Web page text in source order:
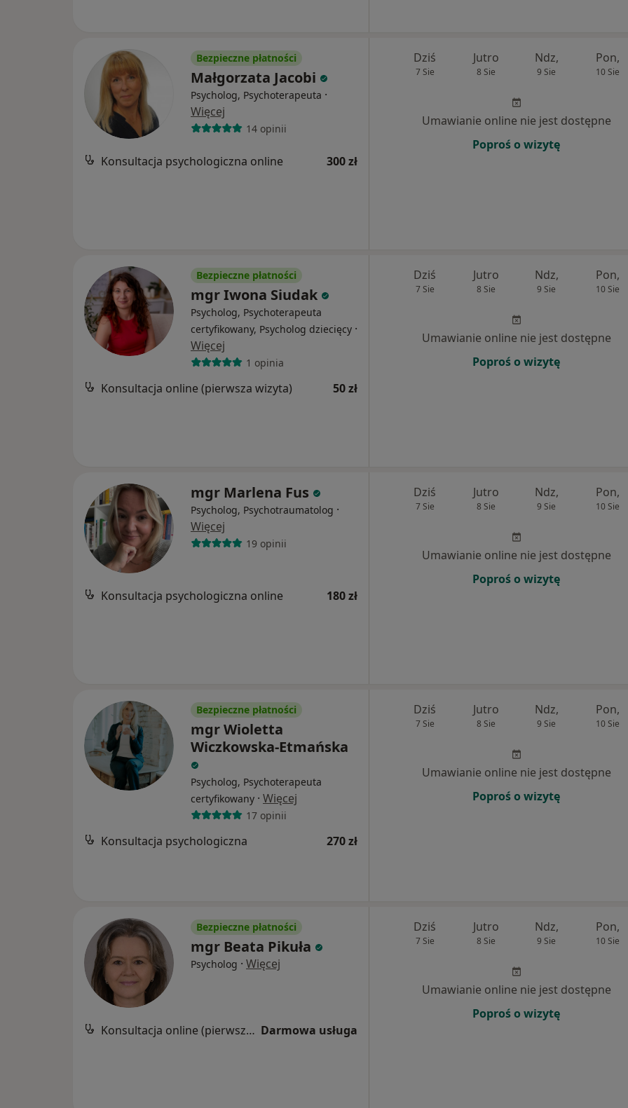
Bezpieczne płatności
Małgorzata Jacobi
Psycholog, Psychoterapeuta ·
Więcej
14 opinii
Konsultacja psychologiczna online 300 zł
Dziś
7 Sie
Jutro
8 Sie
Ndz,
9 Sie
Pon,
10 Sie
Umawianie online nie jest dostępne
Poproś o wizytę
Bezpieczne płatności
mgr Iwona Siudak
Psycholog, Psychoterapeuta
certyfikowany, Psycholog dziecięcy ·
Więcej
1 opinia
Konsultacja online (pierwsza wizyta) 50 zł
Dziś
7 Sie
Jutro
8 Sie
Ndz,
9 Sie
Pon,
10 Sie
Umawianie online nie jest dostępne
Poproś o wizytę
mgr Marlena Fus
Psycholog, Psychotraumatolog ·
Więcej
19 opinii
Konsultacja psychologiczna online 180 zł
Dziś
7 Sie
Jutro
8 Sie
Ndz,
9 Sie
Pon,
10 Sie
Umawianie online nie jest dostępne
Poproś o wizytę
Bezpieczne płatności
mgr Wioletta
Wiczkowska-Etmańska
Psycholog, Psychoterapeuta
certyfikowany · Więcej
17 opinii
Konsultacja psychologiczna 270 zł
Dziś
7 Sie
Jutro
8 Sie
Ndz,
9 Sie
Pon,
10 Sie
Umawianie online nie jest dostępne
Poproś o wizytę
Bezpieczne płatności
mgr Beata Pikuła
Psycholog · Więcej
Konsultacja online (pierwsza wizyta) Darmowa usługa
Dziś
7 Sie
Jutro
8 Sie
Ndz,
9 Sie
Pon,
10 Sie
Umawianie online nie jest dostępne
Poproś o wizytę